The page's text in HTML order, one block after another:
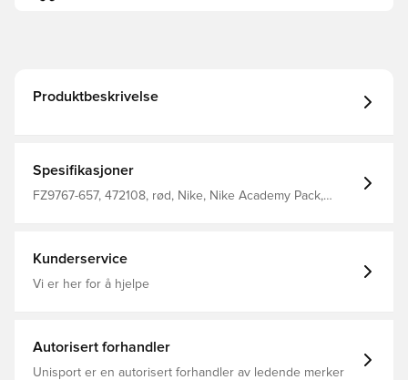
Produktbeskrivelse
Spesifikasjoner
FZ9767-657, 472108, rød, Nike, Nike Academy Pack,
Kunderservice
Vi er her for å hjelpe
Autorisert forhandler
Unisport er en autorisert forhandler av ledende merker